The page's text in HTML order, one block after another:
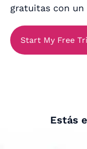
gratuitas con
Start My Free
Estás